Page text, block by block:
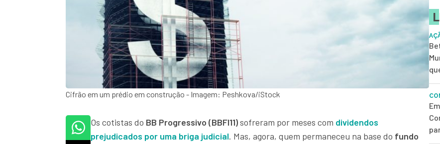
Cifrão em um prédio em construção - Imagem: Peshkova/iStock
Os cotistas do BB Progressivo (BBFI11)sofreram por meses com dividendos
prejudicados por uma briga judicial. Mas, agora, quem permaneceu na base do fundo